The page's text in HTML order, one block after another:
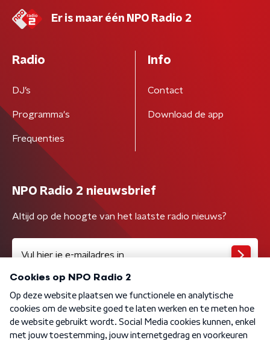
Er is maar één NPO Radio 2
Radio
DJ’s
Programma's
Frequenties
Info
Contact
Download de app
NPO Radio 2 nieuwsbrief
Altijd op de hoogte van het laatste radio nieuws?
Algemene voorwaarden